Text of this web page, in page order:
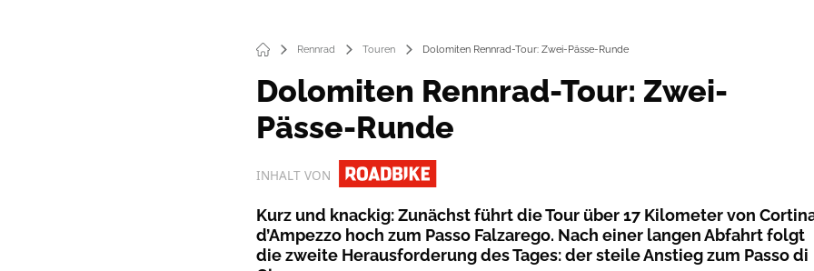
Rennrad Touren Dolomiten Rennrad-Tour: Zwei-Pässe-Runde
Dolomiten Rennrad-Tour: Zwei-
Pässe-Runde
INHALT VON
Kurz und knackig: Zunächst führt die Tour über 17 Kilometer von
d’Ampezzo hoch zum Passo Falzarego. Nach einer langen Abfahrt folgt
die zweite Herausforderung des Tages: der steile Anstieg zum Passo di